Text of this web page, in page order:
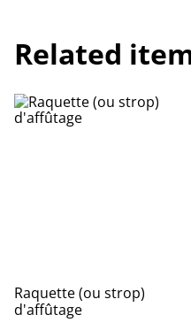
Related
Raquette (ou strop)
d'affûtage